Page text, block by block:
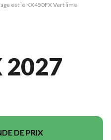
est le KX450FX Vert lime
2027
DE PRIX